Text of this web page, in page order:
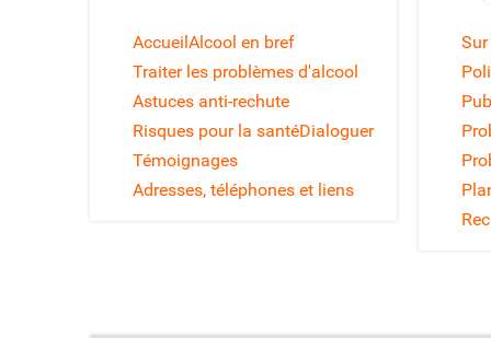
Accueil Alcool en bref
Traiter les problèmes d'alcool
Astuces anti-rechute
Risques pour la santéDialoguer
Témoignages
Adresses, téléphones et liens